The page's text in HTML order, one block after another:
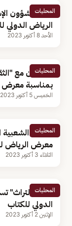
المحليات
وزارة الشؤون
الرياض الدولي
الأحد 8 أكتوبر 2023
المحليات
بالتعاون مع
بمناسبة معرض
الخميس 5 أكتوبر 2023
المحليات
الفنون
معرض الرياض
الثلاثاء 3 أكتوبر 2023
المحليات
"هيئة التراث"
الدولي للكتاب
الإثنين 2 أكتوبر 2023